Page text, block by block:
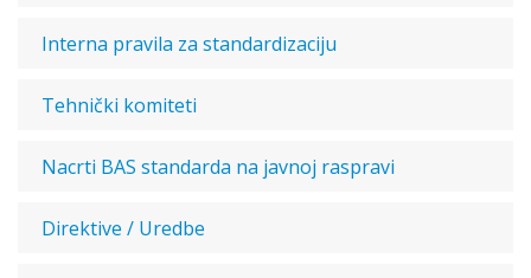
Interna pravila za standardizaciju
Tehnički komiteti
Nacrti BAS standarda na javnoj raspravi
Direktive / Uredbe